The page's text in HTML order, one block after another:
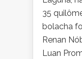
35
bolacha
Renan
Luan